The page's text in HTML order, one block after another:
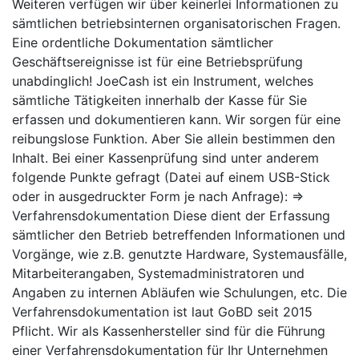
Weiteren verfügen wir über keinerlei Informationen zu
sämtlichen betriebsinternen organisatorischen Fragen.
Eine ordentliche Dokumentation sämtlicher
Geschäftsereignisse ist für eine Betriebsprüfung
unabdinglich! JoeCash ist ein Instrument, welches
sämtliche Tätigkeiten innerhalb der Kasse für Sie
erfassen und dokumentieren kann. Wir sorgen für eine
reibungslose Funktion. Aber Sie allein bestimmen den
Inhalt. Bei einer Kassenprüfung sind unter anderem
folgende Punkte gefragt (Datei auf einem USB-Stick
oder in ausgedruckter Form je nach Anfrage): ⇒
Verfahrensdokumentation Diese dient der Erfassung
sämtlicher den Betrieb betreffenden Informationen und
Vorgänge, wie z.B. genutzte Hardware, Systemausfälle,
Mitarbeiterangaben, Systemadministratoren und
Angaben zu internen Abläufen wie Schulungen, etc. Die
Verfahrensdokumentation ist laut GoBD seit 2015
Pflicht. Wir als Kassenhersteller sind für die Führung
einer Verfahrensdokumentation für Ihr Unternehmen